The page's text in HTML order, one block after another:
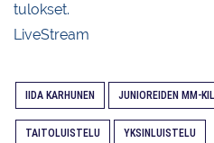
tulokset.
LiveStream
IIDA KARHUNEN JUNIOREIDEN MM-
TAITOLUISTELU YKSINLUISTELU